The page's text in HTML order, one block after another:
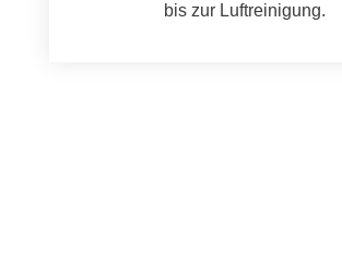
bis zur Luftreini­gung.